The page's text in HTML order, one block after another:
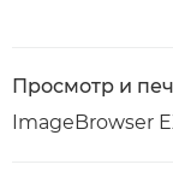
Просмотр и
ImageBrowser